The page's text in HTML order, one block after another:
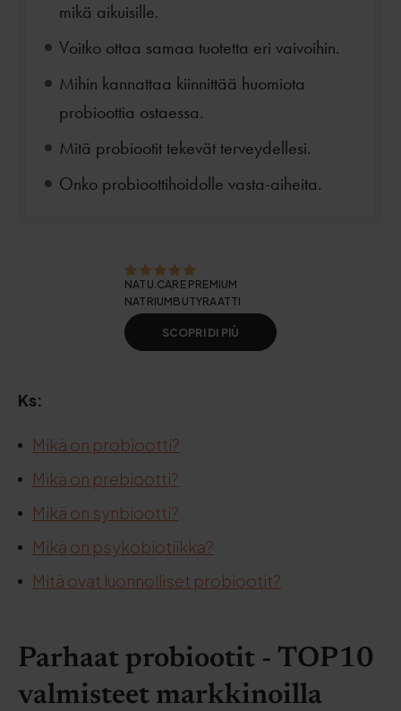
mikä aikuisille.
Voitko ottaa samaa tuotetta eri vaivoihin.
Mihin kannattaa kiinnittää huomiota
probioottia ostaessa.
Mitä probiootit tekevät terveydellesi.
Onko probioottihoidolle vasta-aiheita.
NATU.CARE PREMIUM
NATRIUMBUTYRAATTI
SCOPRI DI PIÙ
Ks:
Mikä on probiootti?
Mikä on prebiootti?
Mikä on synbiootti?
Mikä on psykobiotiikka?
Mitä ovat luonnolliset probiootit?
Parhaat probiootit - TOP10
valmisteet markkinoilla